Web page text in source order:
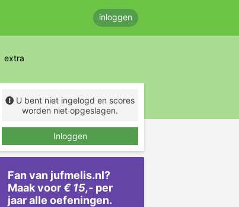
inloggen
extra
U bent niet ingelogd en scores
worden niet opgeslagen.
Inloggen
Fan van jufmelis.nl?
Maak voor€ 15,- per
jaar alle oefeningen.